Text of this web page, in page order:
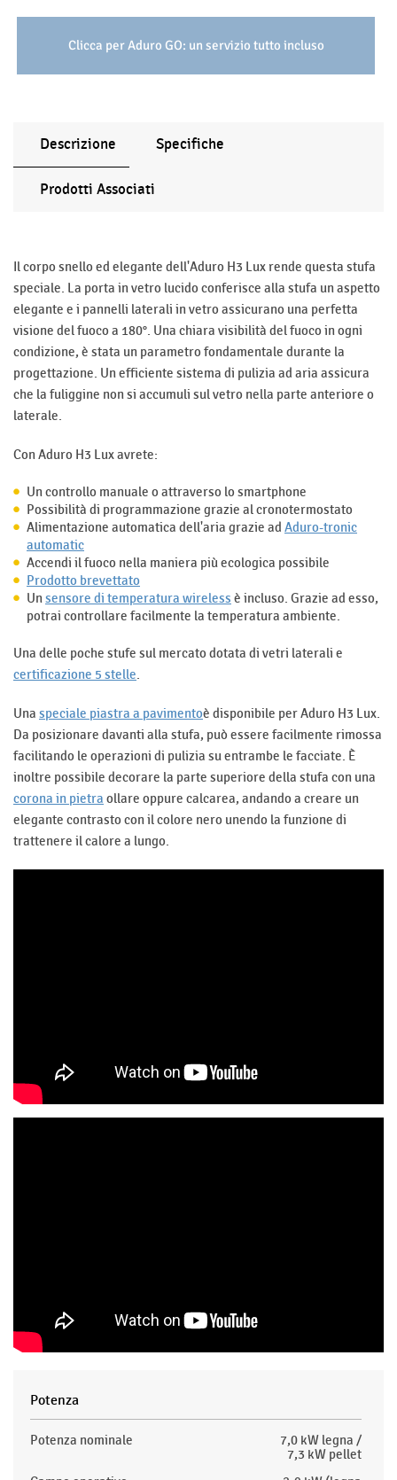
Clicca per Aduro GO: un servizio tutto incluso
Descrizione Specifiche
Prodotti Associati
Il corpo snello ed elegante dell'Aduro H3 Lux rende questa stufa
speciale. La porta in vetro lucido conferisce alla stufa un aspetto
elegante e i pannelli laterali in vetro assicurano una perfetta
visione del fuoco a 180°. Una chiara visibilità del fuoco in ogni
condizione, è stata un parametro fondamentale durante la
progettazione. Un efficiente sistema di pulizia ad aria assicura
che la fuliggine non si accumuli sul vetro nella parte anteriore o
laterale.
Con Aduro H3 Lux avrete:
Un controllo manuale o attraverso lo smartphone
Possibilità di programmazione grazie al cronotermostato
Alimentazione automatica dell'aria grazie ad Aduro-tronic
automatic
Accendi il fuoco nella maniera più ecologica possibile
Prodotto brevettato
Unsensore di temperatura wireless è incluso. Grazie ad esso,
potrai controllare facilmente la temperatura ambiente.
Una delle poche stufe sul mercato dotata di vetri laterali e
certificazione 5 stelle​​​​​​​.
Una speciale piastra a pavimentoè disponibile per Aduro H3 Lux.
Da posizionare davanti alla stufa, può essere facilmente rimossa
facilitando le operazioni di pulizia su entrambe le facciate. È
inoltre possibile decorare la parte superiore della stufa con una
corona in pietra ollare oppure calcarea, andando a creare un
elegante contrasto con il colore nero unendo la funzione di
trattenere il calore a lungo.
Potenza
Potenza nominale
7,0 kW legna /
7,3 kW pellet